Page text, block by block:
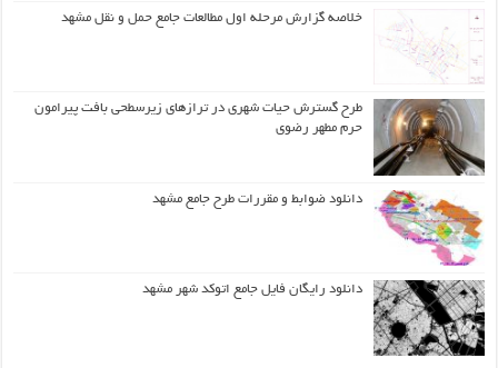
خلاصه گزارش مرحله اول مطالعات جامع حمل و نقل مشهد
طرح گسترش حیات شهري در ترازهاي زیرسطحی بافت پیرامون
حرم مطهر رضوي
دانلود ضوابط و مقررات طرح جامع مشهد
دانلود رایگان فایل جامع اتوکد شهر مشهد